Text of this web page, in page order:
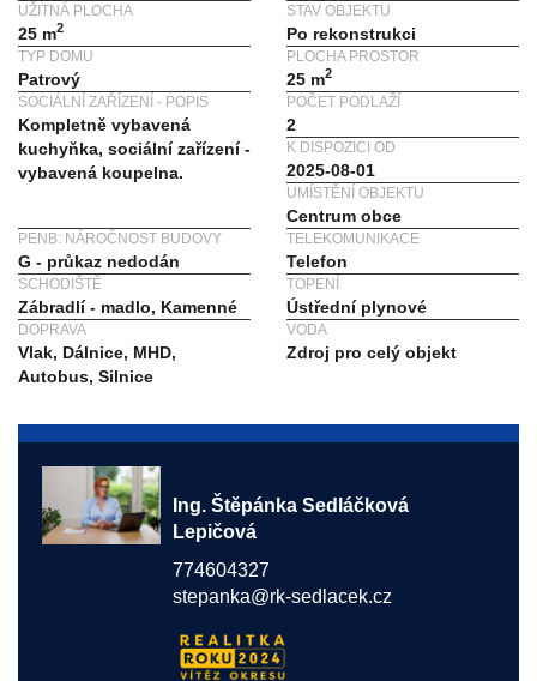
UŽITNÁ PLOCHA
25 m2
STAV OBJEKTU
Po rekonstrukci
TYP DOMU
Patrový
PLOCHA PROSTOR
25 m2
SOCIÁLNÍ ZAŘÍZENÍ - POPIS
Kompletně vybavená
kuchyňka, sociální zařízení -
vybavená koupelna.
POČET PODLAŽÍ
2
K DISPOZICI OD
2025-08-01
UMÍSTĚNÍ OBJEKTU
Centrum obce
PENB: NÁROČNOST BUDOVY
G - průkaz nedodán
TELEKOMUNIKACE
Telefon
SCHODIŠTĚ
Zábradlí - madlo, Kamenné
TOPENÍ
Ústřední plynové
DOPRAVA
Vlak, Dálnice, MHD,
Autobus, Silnice
VODA
Zdroj pro celý objekt
Ing. Štěpánka Sedláčková
Lepičová
774604327
stepanka@rk-sedlacek.cz